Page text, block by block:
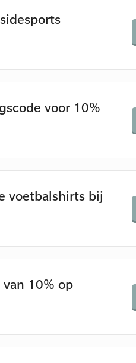
voor 10%
voetbalshirts bij
10% op